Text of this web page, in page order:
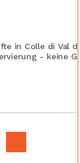
in Colle di Val
- keine